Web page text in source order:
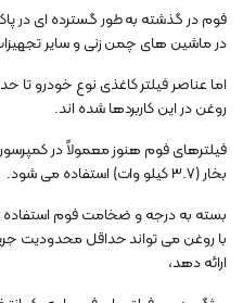
فوم در گذشته به طور گسترده ای در
در ماشین های چمن زنی و سایر
اما عناصر فیلتر کاغذی نوع خودرو تا
روغن در این کاربردها شده اند.
بخار (3.7 کیلو وات) استفاده می شود.
بسته به درجه و ضخامت فوم
با روغن می تواند حداقل محدودیت
ارائه دهد،